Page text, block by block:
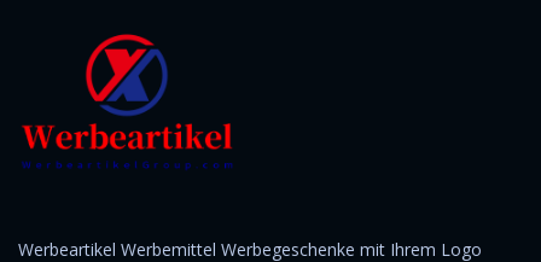
Werbeartikel Werbemittel Werbegeschenke mit Ihrem Logo